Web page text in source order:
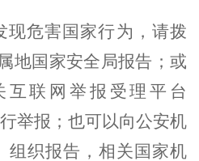
现危害国家行为，请拨
地国家安全局报告；或
互联网举报受理平台
举报；也可以向公安机
组织报告，相关国家机